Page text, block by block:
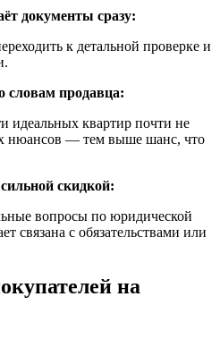
документы сразу:
к детальной проверке и
словам продавца:
идеальных квартир почти не
нюансов — тем выше шанс, что
скидкой:
вопросы по юридической
связана с обязательствами или
на